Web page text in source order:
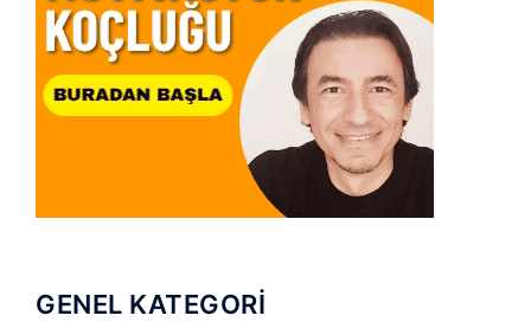
GENEL KATEGORİ